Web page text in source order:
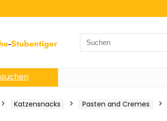
Search
for:
Katzensnacks Pasten and Cremes